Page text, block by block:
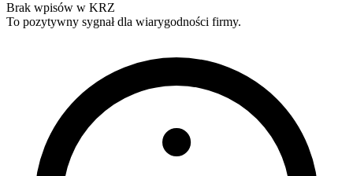
Brak wpisów w KRZ
To pozytywny sygnał dla wiarygodności firmy.